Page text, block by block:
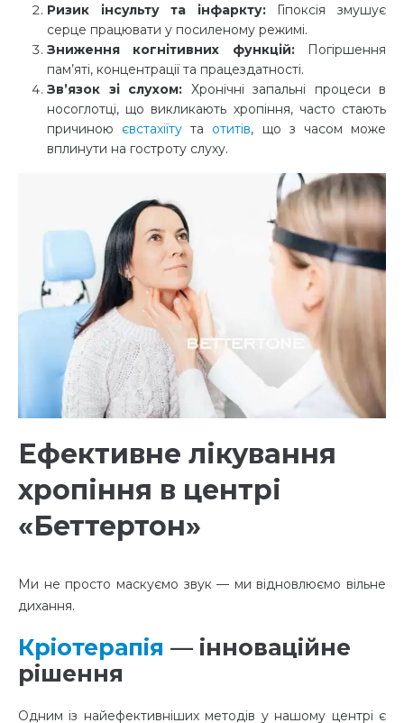
Ризик інсульту та інфаркту:Гіпоксія змушує
серце працювати у посиленому режимі.
Зниження когнітивних функцій:Погіршення
пам’яті, концентрації та працездатності.
Зв’язок зі слухом: Хронічні запальні процеси в
носоглотці, що викликають хропіння, часто стають
причиною євстахіїту та отитів, що з часом може
вплинути на гостроту слуху.
Ефективне лікування
хропіння в центрі
«Беттертон»
Ми не просто маскуємо звук — ми відновлюємо вільне
дихання.
Кріотерапія — інноваційне
рішення
Одним із найефективніших методів у нашому центрі є